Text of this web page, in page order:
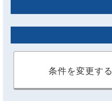
条件を変更する